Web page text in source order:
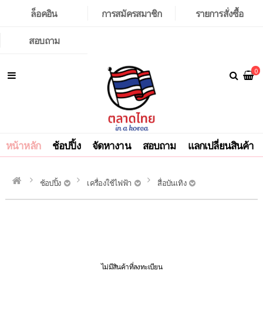
ล็อคอิน การสมัครสมาชิก
รายการสั่งซื้อ
สอบถาม
0
หน้าหลัก ช้อปปิ้ง จัดหางาน สอบถาม แลกเปลี่ยนสินค้า
ช้อปปิ้ง เครื่องใช้ไฟฟ้า สื่อบันเทิง
ไม่มีสินค้าที่ลงทะเบียน